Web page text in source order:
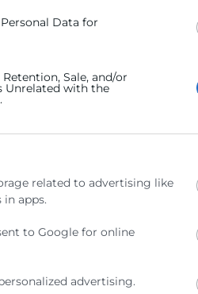
Data for
Sale, and/or
Unrelated with the
related to advertising like
apps.
to Google for online
advertising.
la